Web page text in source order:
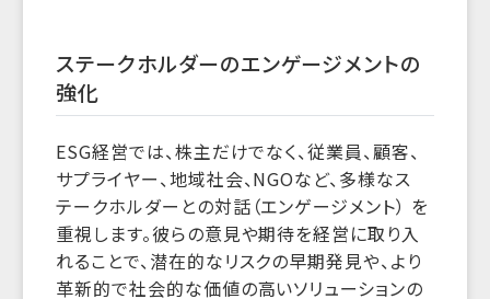
ステークホルダーのエンゲージメントの
強化
ESG経営では、株主だけでなく、従業員、顧客、
サプライヤー、地域社会、NGOなど、多様なス
テークホルダーとの対話（エンゲージメント） を
重視します。彼らの意見や期待を経営に取り入
れることで、潜在的なリスクの早期発見や、より
革新的で社会的な価値の高いソリューションの